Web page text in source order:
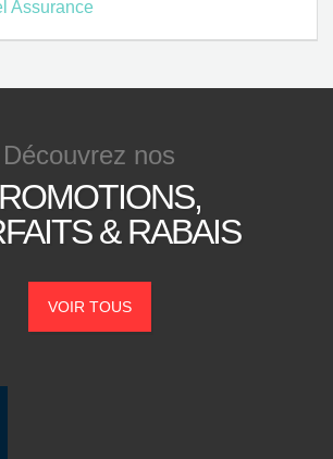
Assurance
Découvrez nos
&RABAIS
VOIR TOUS